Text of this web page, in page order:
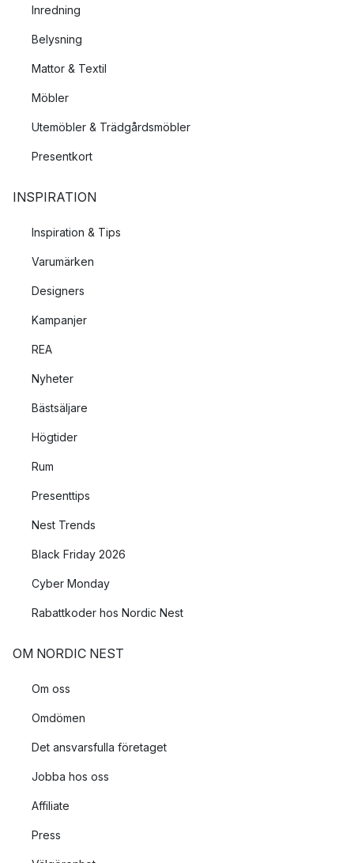
Inredning
Belysning
Mattor & Textil
Möbler
Utemöbler & Trädgårdsmöbler
Presentkort
INSPIRATION
Inspiration & Tips
Varumärken
Designers
Kampanjer
REA
Nyheter
Bästsäljare
Högtider
Rum
Presenttips
Nest Trends
Black Friday 2026
Cyber Monday
Rabattkoder hos Nordic Nest
OM NORDIC NEST
Om oss
Omdömen
Det ansvarsfulla företaget
Jobba hos oss
Affiliate
Press